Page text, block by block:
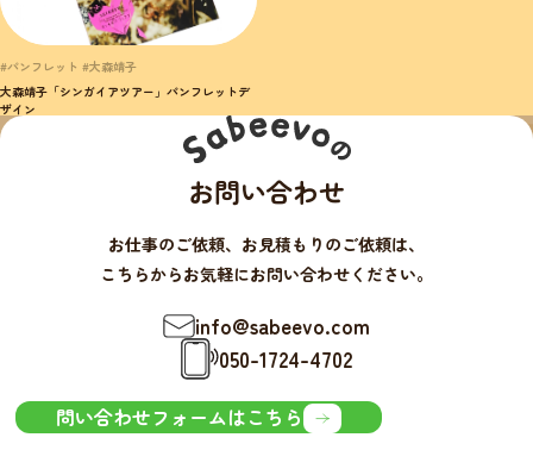
#パンフレット #大森靖子
大森靖子「シンガイアツアー」パンフレットデ
ザイン
お問い合わせ
お仕事のご依頼、お見積もりのご依頼は、
こちらからお気軽にお問い合わせください。
info@sabeevo.com
050-1724-4702
問い合わせフォームはこちら